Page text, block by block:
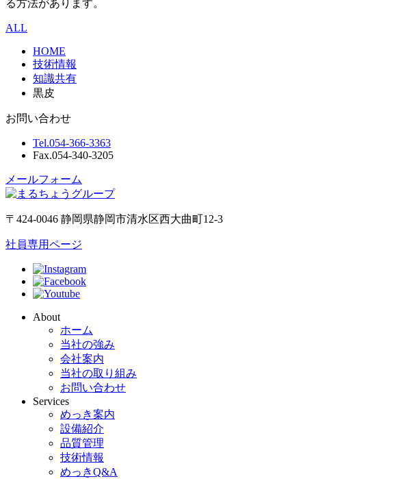
る方法があります。
ALL
HOME
技術情報
知識共有
黒皮
お問い合わせ
Tel.054-366-3363
Fax.054-340-3205
メールフォーム
〒424-0046 静岡県静岡市清水区西大曲町12-3
社員専用ページ
About
ホーム
当社の強み
会社案内
当社の取り組み
お問い合わせ
Services
めっき案内
設備紹介
品質管理
技術情報
めっきQ&A